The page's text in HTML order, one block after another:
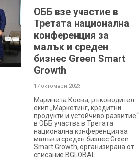
ОББ взе участие в
Третата национална
конференция за
малък и среден
бизнес Green Smart
Growth
17 октомври 2023
Маринела Коева, ръководител
екип „Маркетинг, кредитни
продукти и устойчиво развитие“
в ОББ участва в Третата
национална конференция за
малък и среден бизнес Green
Smart Growth, организирана от
списание BGLOBAL